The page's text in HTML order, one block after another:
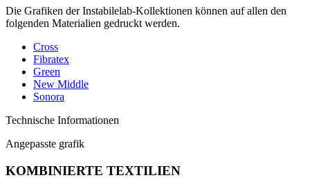
Die Grafiken der Instabilelab-Kollektionen können auf allen den
folgenden Materialien gedruckt werden.
Cross
Fibratex
Green
New Middle
Sonora
Technische Informationen
Angepasste grafik
KOMBINIERTE TEXTILIEN